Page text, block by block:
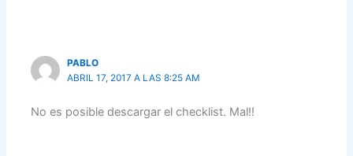
PABLO
ABRIL 17, 2017 A LAS 8:25 AM
No es posible descargar el checklist. Mal!!